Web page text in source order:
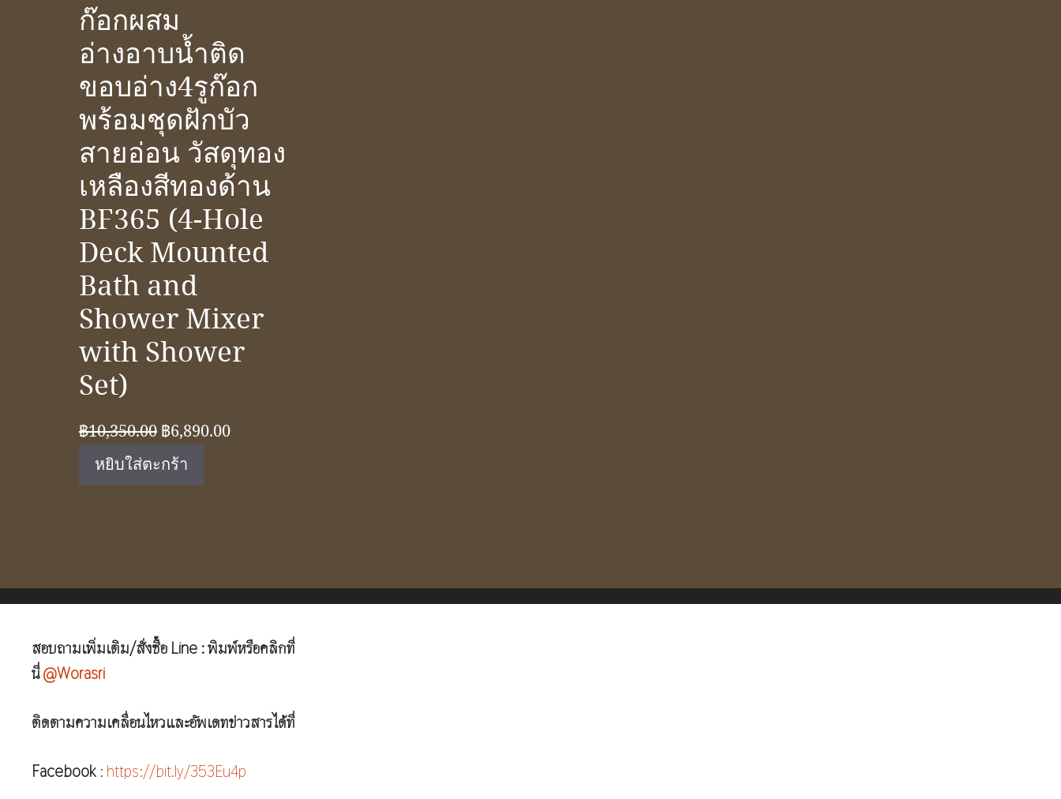
ก๊อกผสม
อ่างอาบน้ำติด
ขอบอ่าง4รูก๊อก
พร้อมชุดฝักบัว
สายอ่อน วัสดุทอง
เหลืองสีทองด้าน
BF365 (4-Hole
Deck Mounted
Bath and
Shower Mixer
with Shower
Set)
฿10,350.00 Original
price
was:
฿6,890.00Current
หยิบใส่ตะกร้า
สอบถามเพิ่มเติม/สั่งซื้อ Line : พิมพ์หรือคลิกที่
นี่@Worasri
ติดตามความเคลื่อนไหวและอัพเดทข่าวสารได้ที่
Facebook : https://bit.ly/353Eu4p